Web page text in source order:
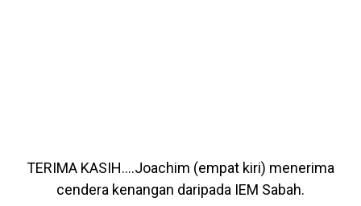
TERIMA KASIH….Joachim (empat kiri) menerima
cendera kenangan daripada IEM Sabah.